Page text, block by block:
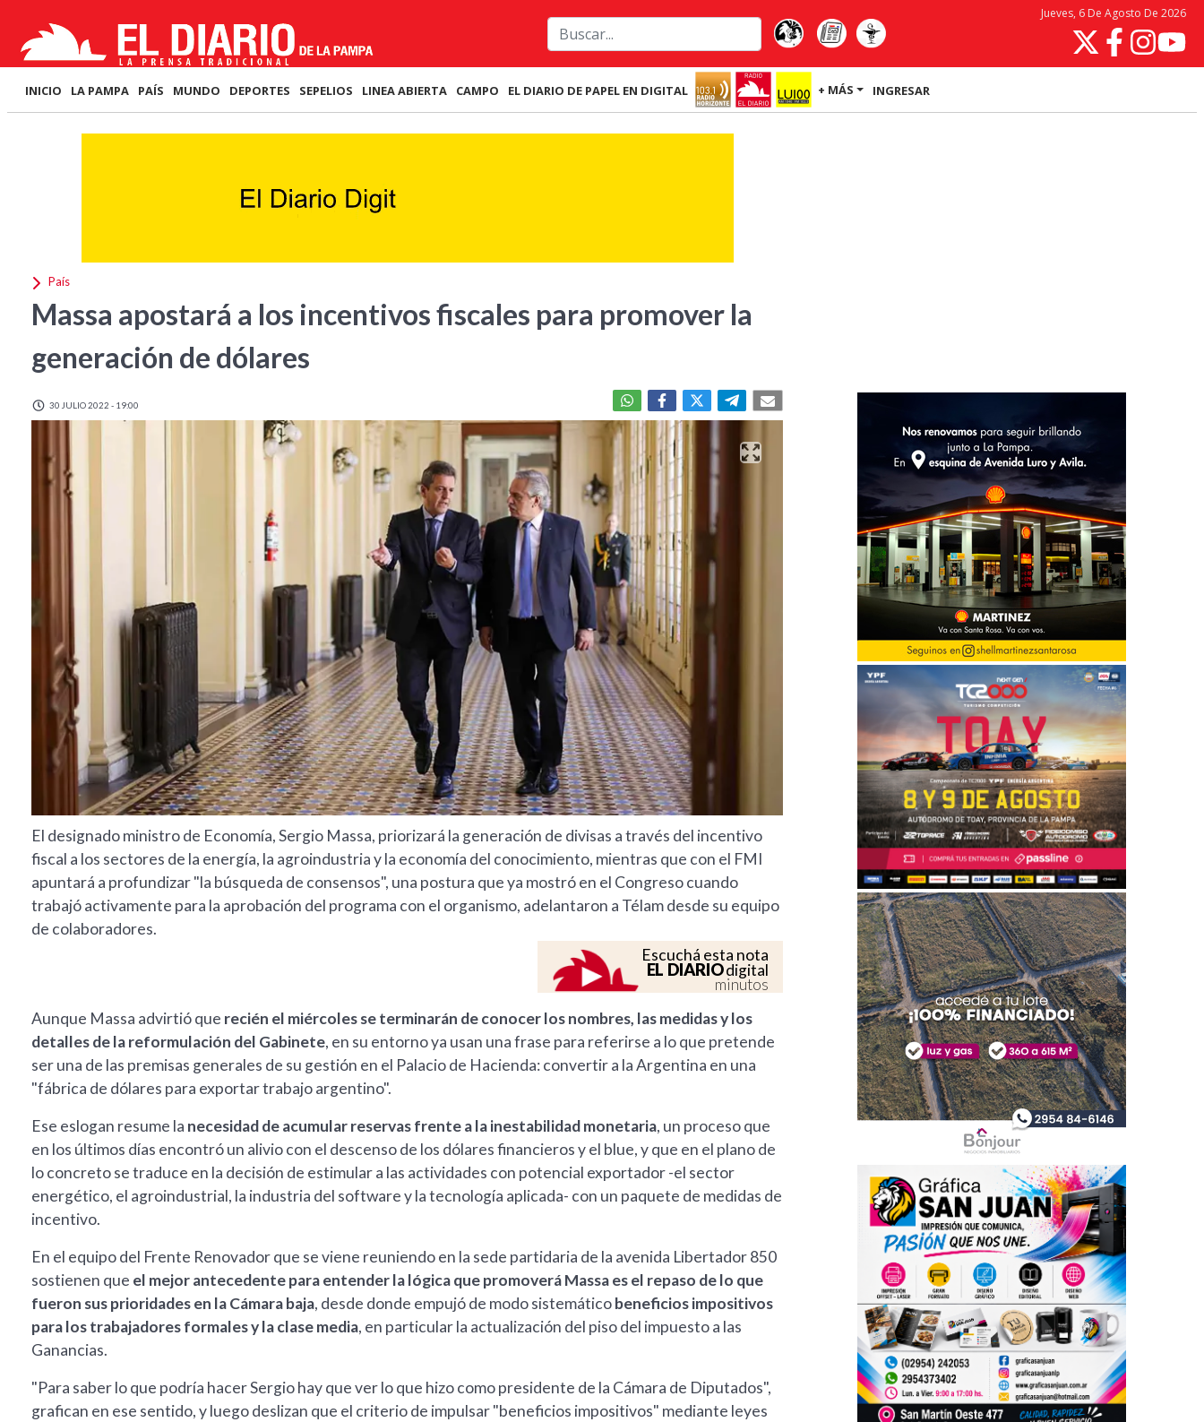
Jueves, 6 De Agosto De 2026
INICIO LA PAMPA PAÍS MUNDO DEPORTES SEPELIOS LINEA ABIERTA CAMPO EL DIARIO DE PAPEL EN DIGITAL + MÁS INGRESAR
País
Massa apostará a los incentivos fiscales para promover la
generación de dólares
30 JULIO 2022 - 19:00
El designado ministro de Economía, Sergio Massa, priorizará la generación de divisas a través del incentivo
fiscal a los sectores de la energía, la agroindustria y la economía del conocimiento, mientras que con el FMI
apuntará a profundizar "la búsqueda de consensos", una postura que ya mostró en el Congreso cuando
trabajó activamente para la aprobación del programa con el organismo, adelantaron a Télam desde su equipo
de colaboradores.
Escuchá esta nota
EL DIARIOdigital
minutos
Aunque Massa advirtió que recién el miércoles se terminarán de conocer los nombres, las medidas y los
detalles de la reformulación del Gabinete, en su entorno ya usan una frase para referirse a lo que pretende
ser una de las premisas generales de su gestión en el Palacio de Hacienda: convertir a la Argentina en una
"fábrica de dólares para exportar trabajo argentino".
Ese eslogan resume la necesidad de acumular reservas frente a la inestabilidad monetaria, un proceso que
en los últimos días encontró un alivio con el descenso de los dólares financieros y el blue, y que en el plano de
lo concreto se traduce en la decisión de estimular a las actividades con potencial exportador -el sector
energético, el agroindustrial, la industria del software y la tecnología aplicada- con un paquete de medidas de
incentivo.
En el equipo del Frente Renovador que se viene reuniendo en la sede partidaria de la avenida Libertador 850
sostienen que el mejor antecedente para entender la lógica que promoverá Massa es el repaso de lo que
fueron sus prioridades en la Cámara baja, desde donde empujó de modo sistemáticobeneficios impositivos
para los trabajadores formales y la clase media, en particular la actualización del piso del impuesto a las
Ganancias.
"Para saber lo que podría hacer Sergio hay que ver lo que hizo como presidente de la Cámara de Diputados",
grafican en ese sentido, y luego deslizan que el criterio de impulsar "beneficios impositivos" mediante leyes